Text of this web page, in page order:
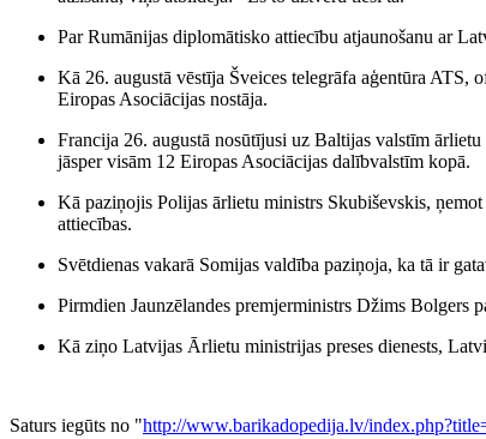
Par Rumānijas diplomātisko attiecību atjaunošanu ar
Kā 26. augustā vēstīja Šveices telegrāfa aģentūra
Eiropas Asociācijas nostāja.
Francija 26. augustā nosūtījusi uz Baltijas valstīm
jāsper visām 12 Eiropas Asociācijas dalībvalstīm kopā.
Kā paziņojis Polijas ārlietu ministrs Skubiševskis,
attiecības.
Svētdienas vakarā Somijas valdība paziņoja, ka tā ir
Pirmdien Jaunzēlandes premjerministrs Džims Bolgers
Kā ziņo Latvijas Ārlietu ministrijas preses dienests,
Saturs iegūts no "http://www.barikadopedija.lv/